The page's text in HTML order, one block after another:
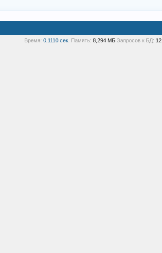
Время: 0,1110 сек. Память: 8,294 МБ Запросов к БД: 12